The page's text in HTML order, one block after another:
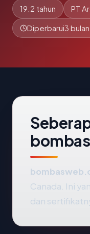
19.2 tahun PT
Diperbarui3
Canada. Ini
dan